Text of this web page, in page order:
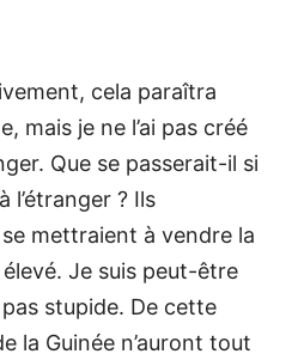
cela paraîtra
mais je ne l’ai pas créé
Que se passerait-il si
l’étranger ? Ils
mettraient à vendre la
Je suis peut-être
stupide. De cette
la Guinée n’auront tout